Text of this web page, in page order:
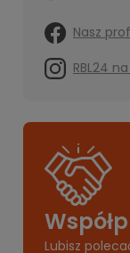
Nasz
RBL24
Lubisz